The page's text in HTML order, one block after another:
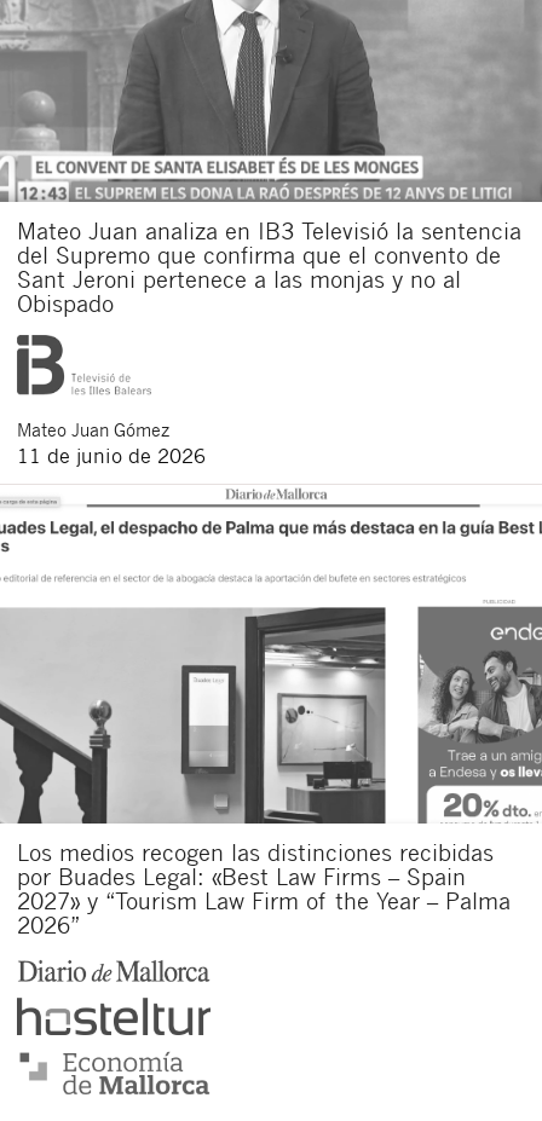
Mateo Juan analiza en IB3 Televisió la sentencia
del Supremo que confirma que el convento de
Sant Jeroni pertenece a las monjas y no al
Obispado
Mateo Juan Gómez
11 de junio de 2026
Los medios recogen las distinciones recibidas
por Buades Legal: «Best Law Firms – Spain
2027» y “Tourism Law Firm of the Year – Palma
2026”